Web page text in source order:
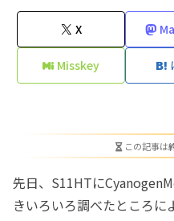
X
Misskey
この記事は
先日、S11HTに
きいろいろ調べたところ